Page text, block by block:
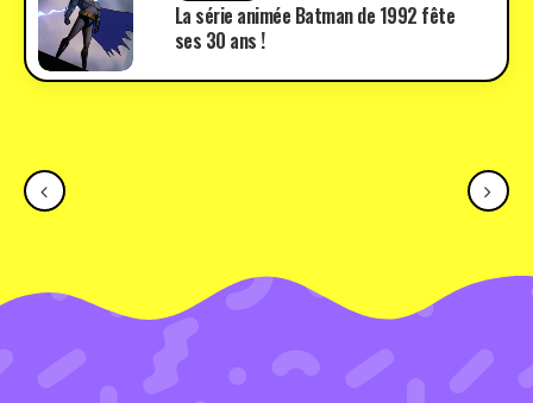
La série animée Batman de 1992 fête
ses 30 ans !